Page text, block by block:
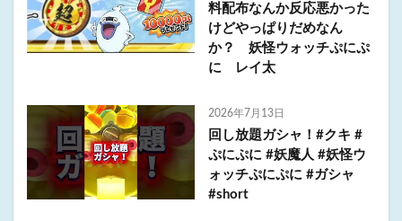
料配布なんか反応悪かった
けどやっぱりだめなん
か？ 妖怪ウォッチぷにぷ
に レイ太
2026年7月13日
回し放題ガシャ！#クキ #
ぷにぷに #妖魔人 #妖怪ウ
ォッチぷにぷに #ガシャ
#short